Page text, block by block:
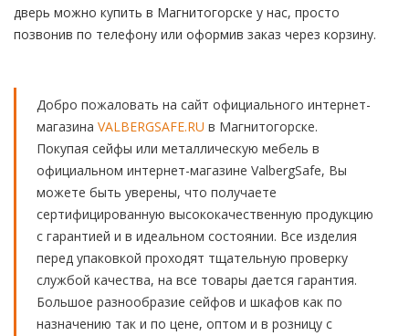
дверь можно купить в Магнитогорске у нас, просто
позвонив по телефону или оформив заказ через корзину.
Добро пожаловать на сайт официального интернет-
магазина VALBERGSAFE.RU в Магнитогорске.
Покупая сейфы или металлическую мебель в
официальном интернет-магазине ValbergSafe, Вы
можете быть уверены, что получаете
сертифицированную высококачественную продукцию
с гарантией и в идеальном состоянии. Все изделия
перед упаковкой проходят тщательную проверку
службой качества, на все товары дается гарантия.
Большое разнообразие сейфов и шкафов как по
назначению так и по цене, оптом и в розницу с